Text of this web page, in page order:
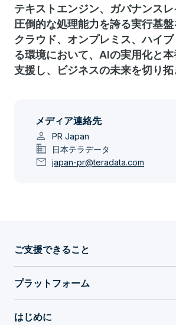
テキストエンジン、ガバナンス
圧倒的な処理能力を誇る実行基盤
クラウド、オンプレミス、ハイ
る環境において、AIの実用化と
支援し、ビジネスの未来を切り拓
メディア連絡先
person PR Japan
domain 日本テラデータ
mail japan-pr@teradata.com
ご支援できること
プラットフォーム
はじめに